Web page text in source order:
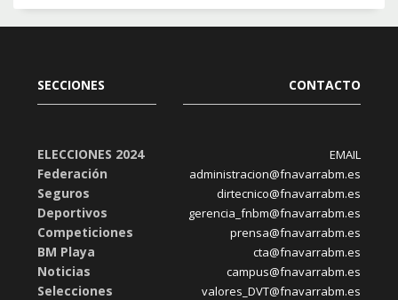
SECCIONES
ELECCIONES 2024
Federación
Seguros
Deportivos
Competiciones
BM Playa
Noticias
Selecciones
CONTACTO
EMAIL
administracion@fnavarrabm.es
dirtecnico@fnavarrabm.es
gerencia_fnbm@fnavarrabm.es
prensa@fnavarrabm.es
cta@fnavarrabm.es
campus@fnavarrabm.es
valores_DVT@fnavarrabm.es